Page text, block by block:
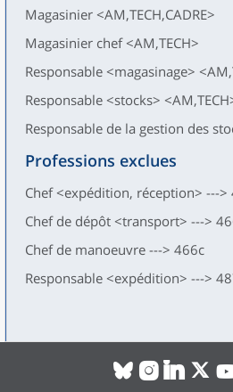
Magasinier <AM,TECH,CADRE>
Magasinier chef <AM,TECH>
Responsable <magasinage>
Responsable <stocks>
Responsable de la gestion des
Professions exclues
Chef <expédition, réception> --->
Chef de dépôt <transport> --->
Chef de manoeuvre ---> 466c
Responsable <expédition> --->